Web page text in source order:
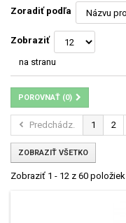
Zoradiť podľa
Zobraziť
na stranu
POROVNAŤ (0)
Predchádz. 1 2
ZOBRAZIŤ VŠETKO
Zobraziť 1 - 12 z 60 položiek